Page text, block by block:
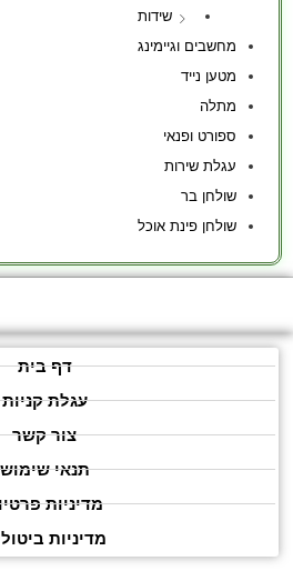
שידות
מחשבים וגיימינג
מטען נייד
מתלה
ספורט ופנאי
עגלת שירות
שולחן בר
שולחן פינת אוכל
דף בית
עגלת קניות
צור קשר
תנאי שימוש
מדיניות
מדיניות